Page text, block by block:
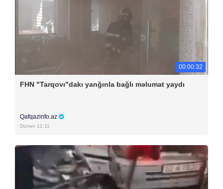
00:00:32
FHN "Tarqovı"dakı yanğınla bağlı məlumat yaydı
Qafqazinfo.az
Dünən 12:11